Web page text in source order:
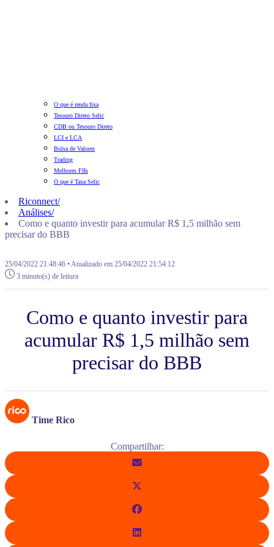
O que é renda fixa
Tesouro Direto Selic
CDB ou Tesouro Direto
LCI e LCA
Bolsa de Valores
Trading
Melhores FIIs
O que é Taxa Selic
Riconnect/
Análises/
Como e quanto investir para acumular R$ 1,5 milhão sem
precisar do BBB
25/04/2022 21:48:46 • Atualizado em 25/04/2022 21:54:12
3 minuto(s) de leitura
Como e quanto investir para
acumular R$ 1,5 milhão sem
precisar do BBB
Time Rico
Compartilhar: